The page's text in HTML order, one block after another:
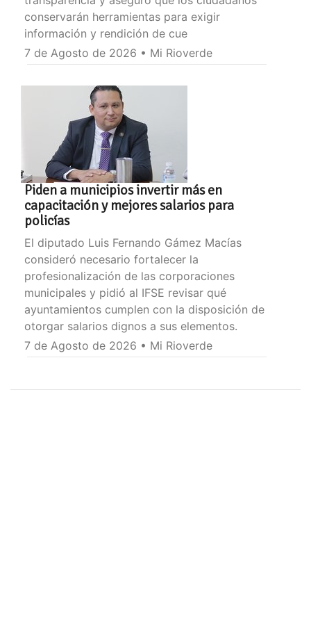
conservarán herramientas para exigir
información y rendición de cue
7 de Agosto de 2026 • Mi Rioverde
Piden a municipios invertir más en
capacitación y mejores salarios para
policías
El diputado Luis Fernando Gámez Macías
consideró necesario fortalecer la
profesionalización de las corporaciones
municipales y pidió al IFSE revisar qué
ayuntamientos cumplen con la disposición de
otorgar salarios dignos a sus elementos.
7 de Agosto de 2026 • Mi Rioverde